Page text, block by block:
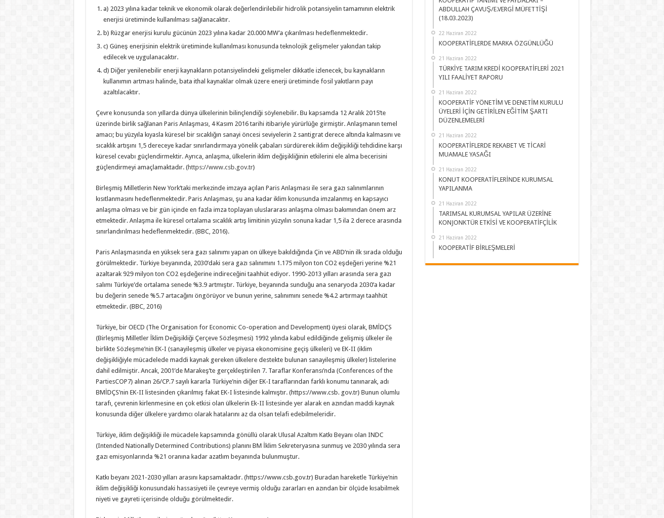
a) 2023 yılına kadar teknik ve ekonomik olarak değerlendirilebilir hidrolik potansiyelin tamamının elektrik
enerjisi üretiminde kullanılması sağlanacaktır.
b) Rüzgar enerjisi kurulu gücünün 2023 yılına kadar 20.000 MW’a çıkarılması hedeflenmektedir.
c) Güneş enerjisinin elektrik üretiminde kullanılması konusunda teknolojik gelişmeler yakından takip
edilecek ve uygulanacaktır.
d) Diğer yenilenebilir enerji kaynakların potansiyelindeki gelişmeler dikkatle izlenecek, bu kaynakların
kullanımın artması halinde, bata ithal kaynaklar olmak üzere enerji üretiminde fosil yakıtların payı
azaltılacaktır.
Çevre konusunda son yıllarda dünya ülkelerinin bilinçlendiği söylenebilir. Bu kapsamda 12 Aralık 2015’te
üzerinde birlik sağlanan Paris Anlaşması, 4 Kasım 2016 tarihi itibariyle yürürlüğe girmiştir. Anlaşmanın temel
amacı; bu yüzyıla kıyasla küresel bir sıcaklığın sanayi öncesi seviyelerin 2 santigrat derece altında kalmasını ve
sıcaklık artışını 1,5 dereceye kadar sınırlandırmaya yönelik çabaları sürdürerek iklim değişikliği tehdidine karşı
küresel cevabı güçlendirmektir. Ayrıca, anlaşma, ülkelerin iklim değişikliğinin etkilerini ele alma becerisini
güçlendirmeyi amaçlamaktadır. (https://www.csb.gov.tr)
Birleşmiş Milletlerin New York’taki merkezinde imzaya açılan Paris Anlaşması ile sera gazı salınımlarının
kısıtlanmasını hedeflenmektedir. Paris Anlaşması, şu ana kadar iklim konusunda imzalanmış en kapsayıcı
anlaşma olması ve bir gün içinde en fazla imza toplayan uluslararası anlaşma olması bakımından önem arz
etmektedir. Anlaşma ile küresel ortalama sıcaklık artış limitinin yüzyılın sonuna kadar 1,5 ila 2 derece arasında
sınırlandırılması hedeflenmektedir. (BBC, 2016).
Paris Anlaşmasında en yüksek sera gazı salınımı yapan on ülkeye bakıldığında Çin ve ABD’nin ilk sırada olduğu
görülmektedir. Türkiye beyanında, 2030’daki sera gazı salınımını 1.175 milyon ton CO2 eşdeğeri yerine %21
azaltarak 929 milyon ton CO2 eşdeğerine indireceğini taahhüt ediyor. 1990-2013 yılları arasında sera gazı
salımı Türkiye’de ortalama senede %3.9 artmıştır. Türkiye, beyanında sunduğu ana senaryoda 2030’a kadar
bu değerin senede %5.7 artacağını öngörüyor ve bunun yerine, salınımını senede %4.2 artırmayı taahhüt
etmektedir. (BBC, 2016)
Türkiye, bir OECD (The Organisation for Economic Co-operation and Development) üyesi olarak, BMİDÇS
(Birleşmiş Milletler İklim Değişikliği Çerçeve Sözleşmesi) 1992 yılında kabul edildiğinde gelişmiş ülkeler ile
birlikte Sözleşme’nin EK-I (sanayileşmiş ülkeler ve piyasa ekonomisine geçiş ülkeleri) ve EK-II (iklim
değişikliğiyle mücadelede maddi kaynak gereken ülkelere destekte bulunan sanayileşmiş ülkeler) listelerine
dahil edilmiştir. Ancak, 2001’de Marakeş’te gerçekleştirilen 7. Taraflar Konferansı’nda (Conferences of the
PartiesCOP7) alınan 26/CP.7 sayılı kararla Türkiye’nin diğer EK-I taraflarından farklı konumu tanınarak, adı
BMİDÇS’nin EK-II listesinden çıkarılmış fakat EK-I listesinde kalmıştır. (https://www.csb. gov.tr) Bunun olumlu
tarafı, çevrenin kirlenmesine en çok etkisi olan ülkelerin Ek-II listesinde yer alarak en azından maddi kaynak
konusunda diğer ülkelere yardımcı olarak hatalarını az da olsan telafi edebilmeleridir.
Türkiye, iklim değişikliği ile mücadele kapsamında gönüllü olarak Ulusal Azaltım Katkı Beyanı olan INDC
(Intended Nationally Determined Contributions) planını BM İklim Sekreteryasına sunmuş ve 2030 yılında sera
gazı emisyonlarında %21 oranına kadar azatlım beyanında bulunmuştur.
Katkı beyanı 2021-2030 yılları arasını kapsamaktadır. (https://www.csb.gov.tr) Buradan hareketle Türkiye’nin
iklim değişikliği konusundaki hassasiyeti ile çevreye vermiş olduğu zararları en azından bir ölçüde kısabilmek
niyeti ve gayreti içerisinde olduğu görülmektedir.
ABDULLAH ÇAVUŞ/E.VERGİ MÜFETTİŞİ
(18.03.2023)
22 Haziran 2022
KOOPERATİFLERDE MARKA ÖZGÜNLÜĞÜ
21 Haziran 2022
TÜRKİYE TARIM KREDİ KOOPERATİFLERİ 2021
YILI FAALİYET RAPORU
21 Haziran 2022
KOOPERATİF YÖNETİM VE DENETİM KURULU
ÜYELERİ İÇİN GETİRİLEN EĞİTİM ŞARTI
DÜZENLEMELERİ
21 Haziran 2022
KOOPERATİFLERDE REKABET VE TİCARİ
MUAMALE YASAĞI
21 Haziran 2022
KONUT KOOPERATİFLERİNDE KURUMSAL
YAPILANMA
21 Haziran 2022
TARIMSAL KURUMSAL YAPILAR ÜZERİNE
KONJONKTÜR ETKİSİ VE KOOPERATİFÇİLİK
21 Haziran 2022
KOOPERATİF BİRLEŞMELERİ